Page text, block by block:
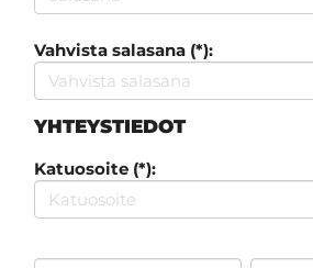
Vahvista salasana (*):
YHTEYSTIEDOT
Katuosoite (*):